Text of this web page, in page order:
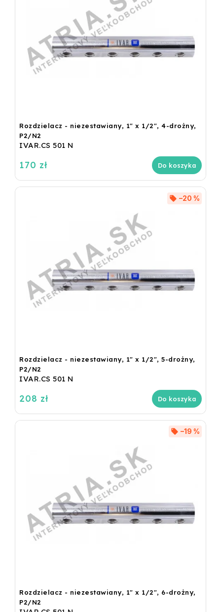
Rozdzielacz - niezestawiany, 1" x 1/2", 4-drożny,
P2/N2
IVAR.CS 501 N
170 zł Do koszyka
Rozdzielacz - niezestawiany, 1" x 1/2", 5-drożny,
P2/N2
IVAR.CS 501 N
–20 %
208 zł Do koszyka
Rozdzielacz - niezestawiany, 1" x 1/2", 6-drożny,
P2/N2
–19 %